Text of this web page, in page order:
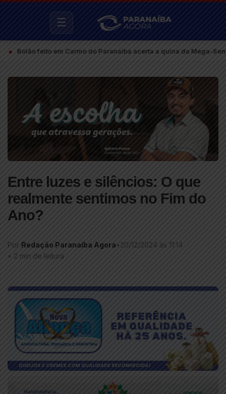
☰
feito em Carmo do Paranaíba acerta a quina da Mega-Sena e
Entre luzes e silêncios: O que
realmente sentimos no Fim do
Ano?
Por Redação Paranaíba Agora•20/12/2024 às 11:14
• 2 min de leitura